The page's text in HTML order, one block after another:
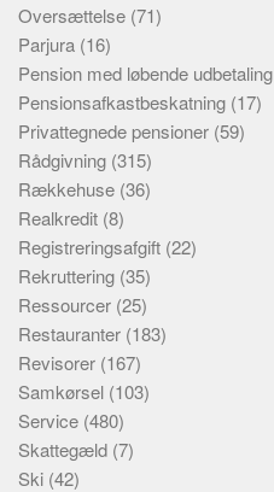
Oversættelse (71)
Parjura (16)
Pension med løbende udbetaling
Pensionsafkastbeskatning (17)
Privattegnede pensioner (59)
Rådgivning (315)
Rækkehuse (36)
Realkredit (8)
Registreringsafgift (22)
Rekruttering (35)
Ressourcer (25)
Restauranter (183)
Revisorer (167)
Samkørsel (103)
Service (480)
Skattegæld (7)
Ski (42)